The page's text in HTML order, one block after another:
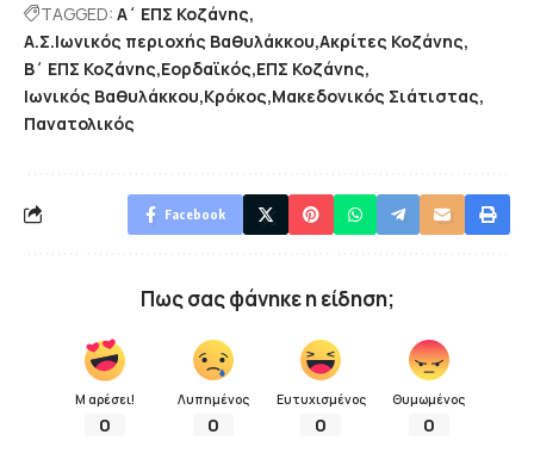
TAGGED: Α΄ ΕΠΣ Κοζάνης
Α.Σ.Ιωνικός περιοχής Βαθυλάκκου Ακρίτες Κοζάνης
Β΄ ΕΠΣ Κοζάνης Εορδαϊκός ΕΠΣ Κοζάνης
Ιωνικός Βαθυλάκκου Κρόκος Μακεδονικός Σιάτιστας
Πανατολικός
Facebook
Πως σας φάνηκε η είδηση;
Μ αρέσει!
0
Λυπημένος
0
Ευτυχισμένος
0
Θυμωμένος
0